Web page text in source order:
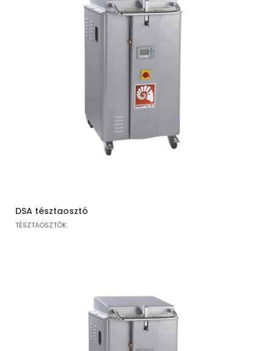
DSA tésztaosztó
TÉSZTAOSZTÓK